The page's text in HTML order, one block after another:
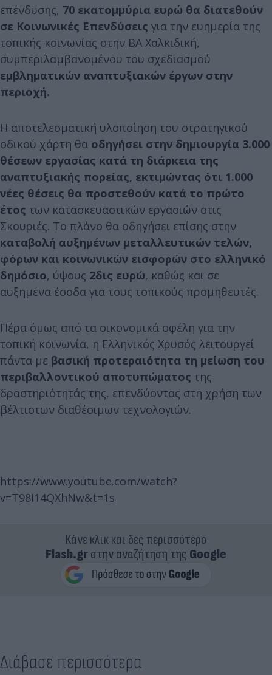
επένδυσης, 70 εκατομμύρια ευρώ θα διατεθούν
σε Κοινωνικές Επενδύσεις για την ευημερία της
τοπικής κοινωνίας στην ΒΑ Χαλκιδική,
συμπεριλαμβανομένου του σχεδιασμού
εμβληματικών αναπτυξιακών έργων στην
περιοχή.
Η αποτελεσματική υλοποίηση του στρατηγικού
οδικού χάρτη θα οδηγήσει στην δημιουργία 3.000
θέσεων εργασίας κατά τη διάρκεια της
αναπτυξιακής πορείας, εκτιμώντας ότι 1.000
νέες θέσεις θα προστεθούν κατά το πρώτο
έτος των κατασκευαστικών εργασιών στις
Σκουριές. Το πλάνο θα οδηγήσει επίσης στην
καταβολή αυξημένων μεταλλευτικών τελών,
φόρων και κοινωνικών εισφορών στο ελληνικό
δημόσιο, ύψους 2δις ευρώ, καθώς και σε
αυξημένα έσοδα για τους τοπικούς προμηθευτές.
Πέρα όμως από τα οικονομικά οφέλη για την
τοπική κοινωνία, η Ελληνικός Χρυσός λειτουργεί
πάντα με βασική προτεραιότητα τη μείωση του
περιβαλλοντικού αποτυπώματος της
δραστηριότητάς της, επενδύοντας στη χρήση των
βέλτιστων διαθέσιμων τεχνολογιών.
https://www.youtube.com/watch?
v=T98I14QXhNw&t=1s
Κάνε κλικ και δες περισσότερο
Flash.grστην αναζήτηση της Google
Διάβασε περισσότερα